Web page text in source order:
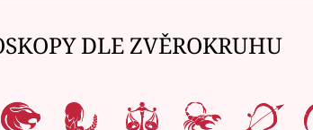
DLE ZVĚROKRUHU